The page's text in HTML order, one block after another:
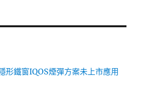
形鐵窗IQOS煙彈方案未上市應用